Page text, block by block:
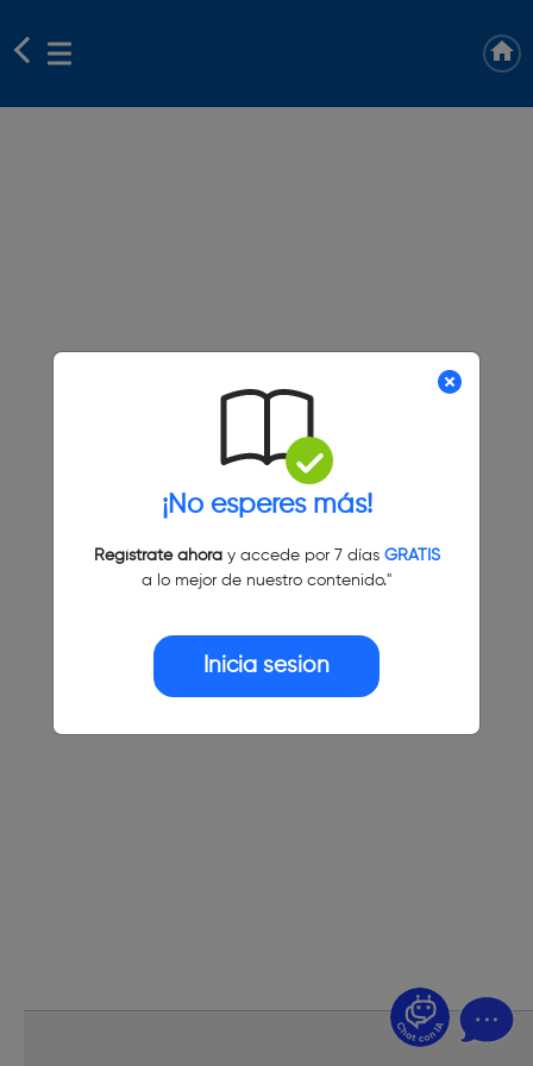
¡No esperes más!
Regístrate ahoray accede por 7 días GRATIS
a lo mejor de nuestro contenido."
Inicia sesión